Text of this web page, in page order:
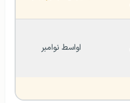
اواسط نوامبر